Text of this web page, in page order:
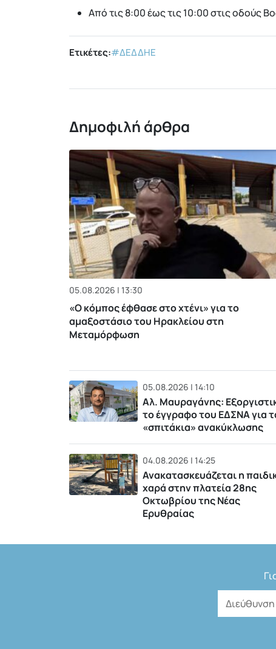
Από τις 8:00 έως τις 10:00 στις οδούς
Ετικέτες:#ΔΕΔΔΗΕ
Δημοφιλή άρθρα
05.08.2026 | 13:30
«Ο κόμπος έφθασε στο χτένι» για το
αμαξοστάσιο του Ηρακλείου στη
Μεταμόρφωση
05.08.2026 | 14:10
Αλ. Μαυραγάνης:
το έγγραφο του ΕΔΣΝΑ για
«σπιτάκια» ανακύκλωσης
04.08.2026 | 14:25
Ανακατασκευάζεται η
χαρά στην πλατεία 28ης
Οκτωβρίου της Νέας
Ερυθραίας